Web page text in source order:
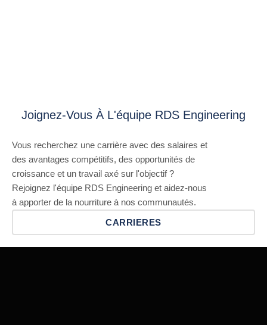
Joignez-Vous À L'équipe RDS Engineering
Vous recherchez une carrière avec des salaires et
des avantages compétitifs, des opportunités de
croissance et un travail axé sur l'objectif ?
Rejoignez l'équipe RDS Engineering et aidez-nous
à apporter de la nourriture à nos communautés.
CARRIERES